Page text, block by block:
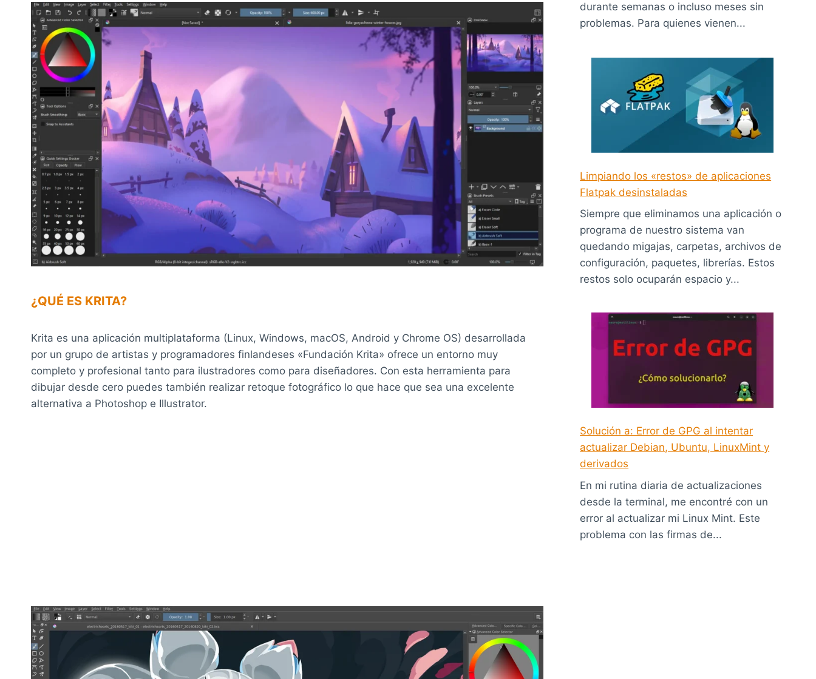
¿QUÉ ES KRITA?
Krita es una aplicación multiplataforma (Linux, Windows, macOS, Android y Chrome OS) desarrollada
por un grupo de artistas y programadores finlandeses «Fundación Krita» ofrece un entorno muy
completo y profesional tanto para ilustradores como para diseñadores. Con esta herramienta para
dibujar desde cero puedes también realizar retoque fotográfico lo que hace que sea una excelente
alternativa a Photoshop e Illustrator.
durante semanas o incluso meses sin
problemas. Para quienes vienen...
Limpiando los «restos» de aplicaciones
Flatpak desinstaladas
Siempre que eliminamos una aplicación o
programa de nuestro sistema van
quedando migajas, carpetas, archivos de
configuración, paquetes, librerías. Estos
restos solo ocuparán espacio y...
Solución a: Error de GPG al intentar
actualizar Debian, Ubuntu, LinuxMint y
derivados
En mi rutina diaria de actualizaciones
desde la terminal, me encontré con un
error al actualizar mi Linux Mint. Este
problema con las firmas de...